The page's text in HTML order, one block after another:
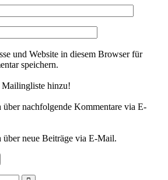
und Website in diesem Browser für
speichern.
Mailingliste hinzu!
nachfolgende Kommentare via E-
neue Beiträge via E-Mail.